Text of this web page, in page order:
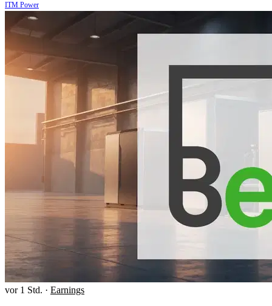
ITM Power
vor 1 Std. · Earnings